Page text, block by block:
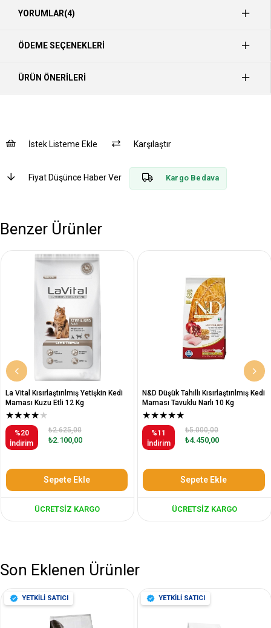
YORUMLAR(4)
ÖDEME SEÇENEKLERI
ÜRÜN ÖNERILERI
İstek Listeme Ekle Karşılaştır
Fiyat Düşünce Haber Ver Kargo Bedava
Benzer Ürünler
Kısırlaştırılmış Yetişkin Kedi
Kuzu Etli 12 Kg
★★
₺2.100,00
₺2.625,00
Sepete Ekle
ÜCRETSIZ KARGO
N&D Düşük Tahıllı Kısırlaştırılmış Kedi
Maması Tavuklu Narlı 10 Kg
★★★
İndirim
₺4.450,00
₺5.000,00
Sepete Ekle
ÜCRETSIZ KARGO
N&D
Son Eklenen Ürünler
YETKİLİ SATICI YETKİLİ SATICI